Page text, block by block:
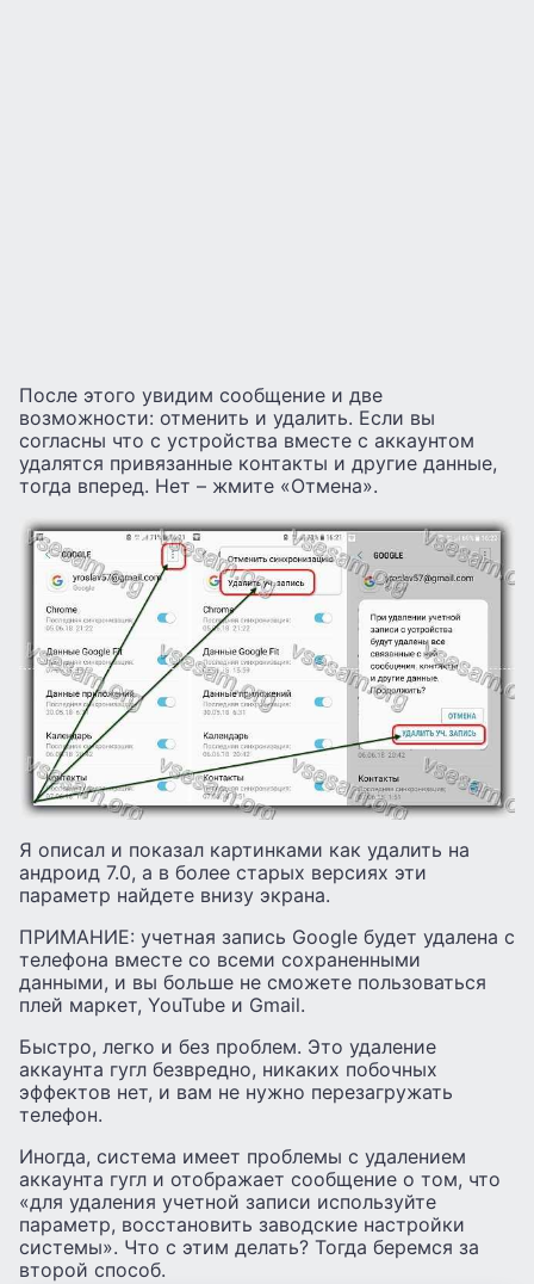
После этого увидим сообщение и две
возможности: отменить и удалить. Если вы
согласны что с устройства вместе с аккаунтом
удалятся привязанные контакты и другие данные,
тогда вперед. Нет – жмите «Отмена».
Я описал и показал картинками как удалить на
андроид 7.0, а в более старых версиях эти
параметр найдете внизу экрана.
ПРИМАНИЕ: учетная запись Google будет удалена с
телефона вместе со всеми сохраненными
данными, и вы больше не сможете пользоваться
плей маркет, YouTube и Gmail.
Быстро, легко и без проблем. Это удаление
аккаунта гугл безвредно, никаких побочных
эффектов нет, и вам не нужно перезагружать
телефон.
Иногда, система имеет проблемы с удалением
аккаунта гугл и отображает сообщение о том, что
«для удаления учетной записи используйте
параметр, восстановить заводские настройки
системы». Что с этим делать? Тогда беремся за
второй способ.